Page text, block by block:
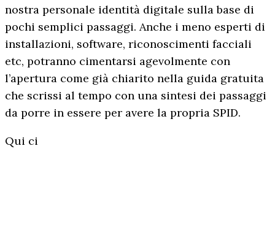
nostra personale identità digitale sulla base di
pochi semplici passaggi. Anche i meno esperti di
installazioni, software, riconoscimenti facciali
etc, potranno cimentarsi agevolmente con
l’apertura come già chiarito nella guida gratuita
che scrissi al tempo con una sintesi dei passaggi
da porre in essere per avere la propria SPID.
Qui ci